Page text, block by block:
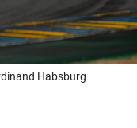
Habsburg